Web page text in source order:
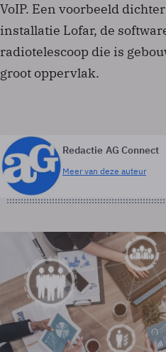
VoIP. Een voorbeeld
installatie Lofar, de
radiotelescoop die is
groot oppervlak.
Redactie AG Connect
Meer van deze auteur